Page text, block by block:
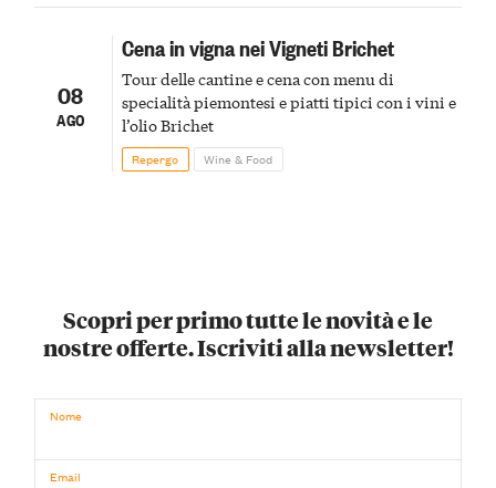
08
AGO
Cena in vigna nei Vigneti Brichet
Tour delle cantine e cena con menu di
specialità piemontesi e piatti tipici con i vini e
l’olio Brichet
Repergo Wine & Food
Scopri per primo tutte le novità e le
nostre offerte. Iscriviti alla newsletter!
Nome
Email